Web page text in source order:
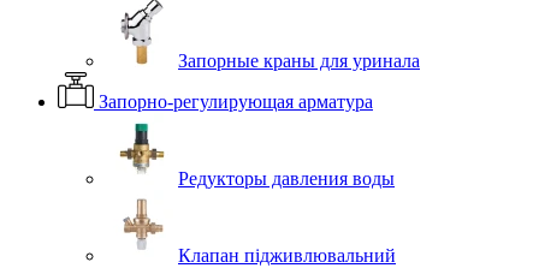
Запорные краны для уринала
Запорно-регулирующая арматура
Редукторы давления воды
Клапан підживлювальний